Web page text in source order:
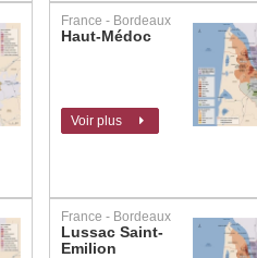
France - Bordeaux
Haut-Médoc
Voir plus
France - Bordeaux
Lussac Saint-
Emilion